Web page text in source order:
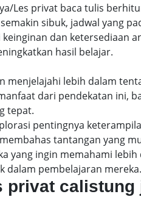
Les privat baca tulis
sibuk, jadwal yang
dan ketersediaan
hasil belajar.
menjelajahi lebih dalam
dari pendekatan ini,
tepat.
pentingnya
tantangan yang
yang ingin memahami
dalam pembelajaran mereka.
privat